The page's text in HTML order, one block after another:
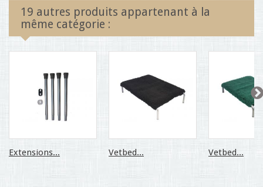
19 autres produits appartenant à la
même catégorie :
Extensions... Vetbed... Vetbed...